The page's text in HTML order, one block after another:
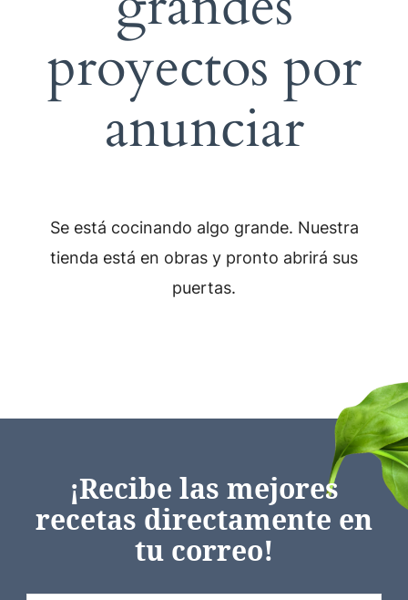
proyectos por
anunciar
Se está cocinando algo grande. Nuestra
tienda está en obras y pronto abrirá sus
puertas.
¡Recibe las mejores
recetas directamente en
tu correo!